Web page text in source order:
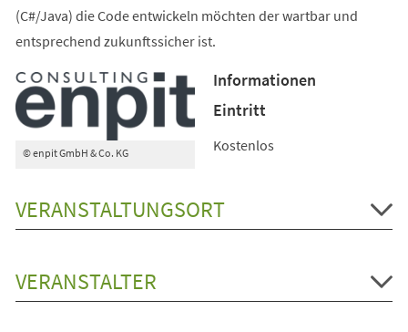
(C#/Java) die Code entwickeln möchten der wartbar und
entsprechend zukunftssicher ist.
© enpit GmbH & Co. KG
Informationen
Eintritt
Kostenlos
VERANSTALTUNGSORT
VERANSTALTER